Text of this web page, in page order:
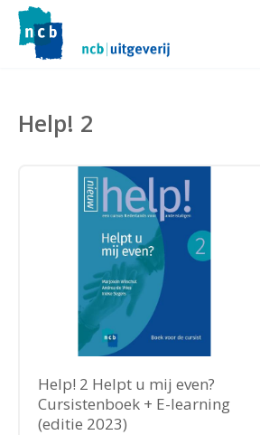
Help! 2
Help! 2 Helpt u mij even?
Cursistenboek + E-learning
(editie 2023)